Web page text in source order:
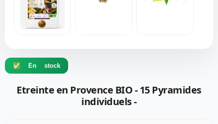
✅ En stock
Etreinte en Provence BIO - 15 Pyramides
individuels -